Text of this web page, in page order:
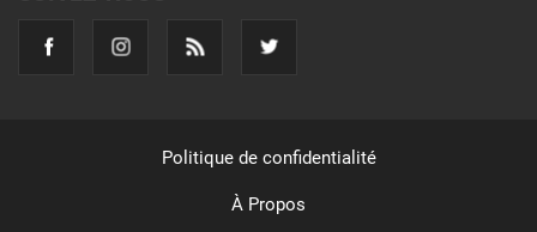
Politique de confidentialité
À Propos